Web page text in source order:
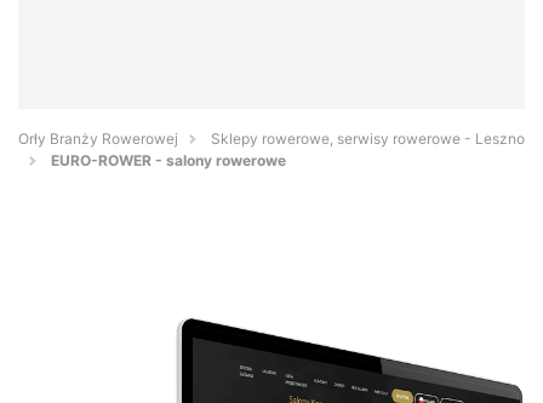
Orły Branży Rowerowej
Sklepy rowerowe, serwisy rowerowe - Leszno
EURO-ROWER - salony rowerowe